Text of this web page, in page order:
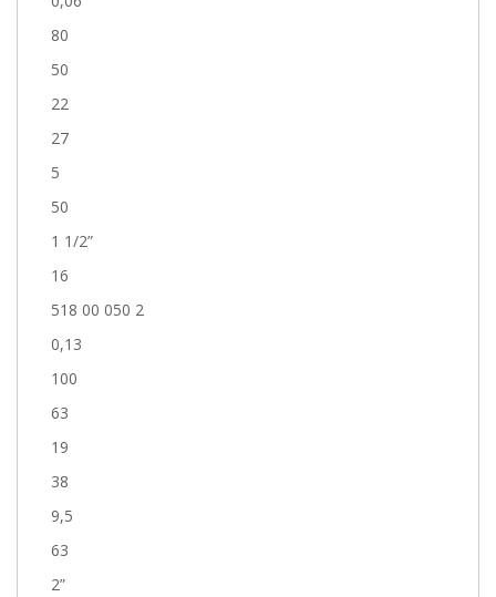
80
50
22
27
5
50
1 1/2”
16
518 00 050 2
0,13
100
63
19
38
9,5
63
2”